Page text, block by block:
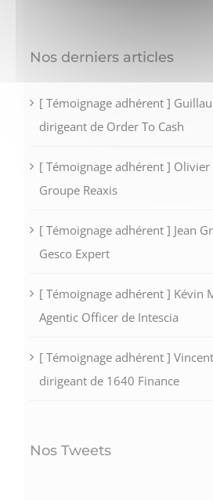
Nos derniers articles
[ Témoignage adhérent ]
dirigeant de Order To Cash
[ Témoignage adhérent ]
Groupe Reaxis
[ Témoignage adhérent ] Jean
Gesco Expert
[ Témoignage adhérent ] Kévin
Agentic Officer de Intescia
[ Témoignage adhérent ]
dirigeant de 1640 Finance
Nos Tweets